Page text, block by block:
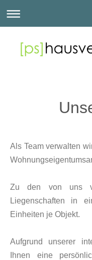
Als Team verwalten
Zu den von uns
Liegenschaften in
Einheiten je Objekt.
Aufgrund unserer
Ihnen eine